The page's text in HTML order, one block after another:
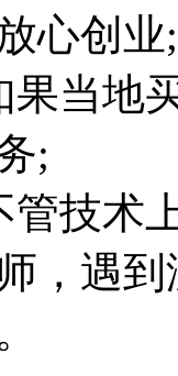
心创业;
果当地
;
管技术
，遇